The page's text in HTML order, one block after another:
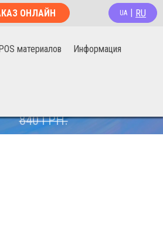
ОНЛАЙН UA RU
материалов Информация
840ГРН.